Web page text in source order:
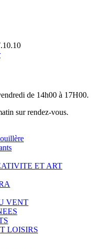
de 14h00 à 17H00.
sur rendez-vous.
ET ART
VENT
LOISIRS